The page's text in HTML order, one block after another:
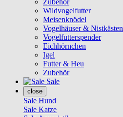
Zubehör
Wildvogelfutter
Meisenknödel
Vogelhäuser & Nistkästen
Vogelfutterspender
Eichhörnchen
Igel
Futter & Heu
Zubehör
Sale
close
Sale Hund
Sale Katze